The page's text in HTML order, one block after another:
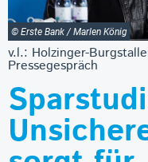
© Erste Bank / Marlen König
v.l.: Holzinger-
Pressegespräch